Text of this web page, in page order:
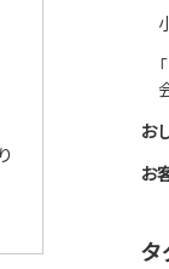
お
お
タ